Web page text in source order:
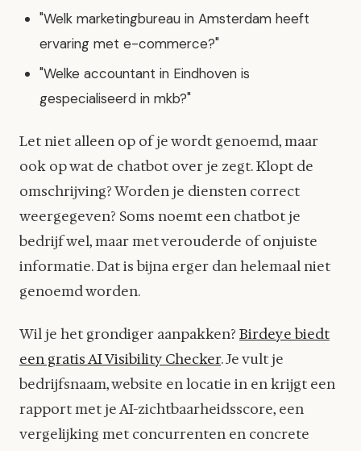
"Welk marketingbureau in Amsterdam heeft
ervaring met e-commerce?"
"Welke accountant in Eindhoven is
gespecialiseerd in mkb?"
Let niet alleen op of je wordt genoemd, maar
ook op wat de chatbot over je zegt. Klopt de
omschrijving? Worden je diensten correct
weergegeven? Soms noemt een chatbot je
bedrijf wel, maar met verouderde of onjuiste
informatie. Dat is bijna erger dan helemaal niet
genoemd worden.
Wil je het grondiger aanpakken? Birdeye biedt
een gratis AI Visibility Checker. Je vult je
bedrijfsnaam, website en locatie in en krijgt een
rapport met je AI-zichtbaarheidsscore, een
vergelijking met concurrenten en concrete